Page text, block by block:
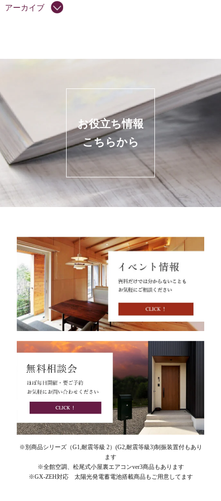
アーカイブ
お役立ち情報
こちらから
※別商品シリーズ（G1,耐震等級 2）(G2,耐震等級3)制振装置付もあり
ます
※全館空調、松尾式小屋裏エアコンver3商品もあります
※GX-ZEH対応 太陽光発電蓄電池搭載商品もご用意してます